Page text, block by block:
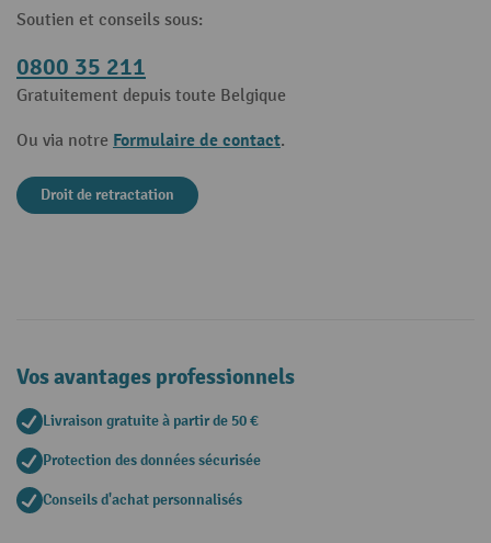
Soutien et conseils sous:
0800 35 211
Gratuitement depuis toute Belgique
Ou via notre Formulaire de contact.
Droit de retractation
Vos avantages professionnels
Livraison gratuite à partir de 50 €
Protection des données sécurisée
Conseils d'achat personnalisés